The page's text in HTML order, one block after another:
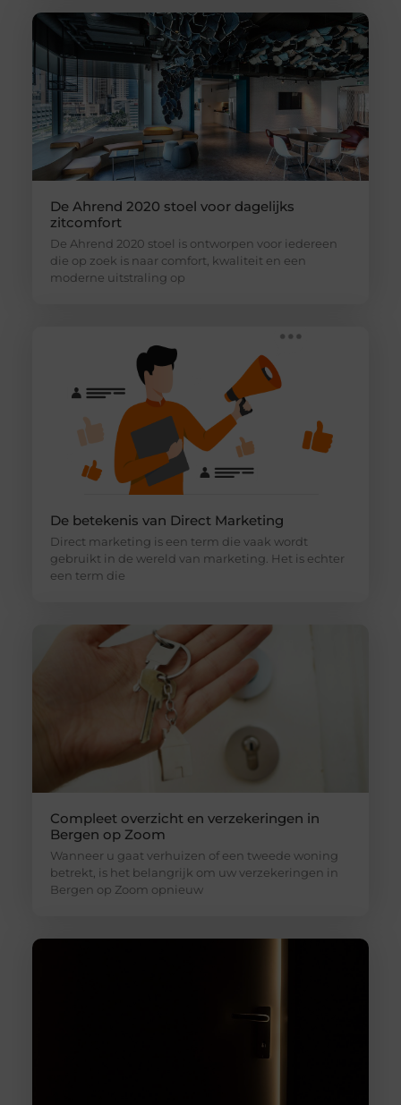
De Ahrend 2020 stoel voor dagelijks
zitcomfort
De Ahrend 2020 stoel is ontworpen voor iedereen
die op zoek is naar comfort, kwaliteit en een
moderne uitstraling op
De betekenis van Direct Marketing
Direct marketing is een term die vaak wordt
gebruikt in de wereld van marketing. Het is echter
een term die
Compleet overzicht en verzekeringen in
Bergen op Zoom
Wanneer u gaat verhuizen of een tweede woning
betrekt, is het belangrijk om uw verzekeringen in
Bergen op Zoom opnieuw